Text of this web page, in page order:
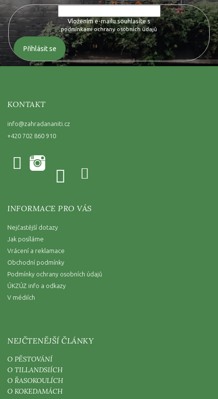
Vložením e-mailu souhlasíte s
podmínkami ochrany osobních údajů
Přihlásit se
KONTAKT
info@zahradananiti.cz
+420 702 860 910
INFORMACE PRO VÁS
Nejčastější dotazy
Jak posíláme
Vrácení a reklamace
Obchodní podmínky
Podmínky ochrany osobních údajů
ÚKZÚZ info a odkazy
V médiích
NEJČTENĚJŠÍ ČLÁNKY
O PĚSTOVÁNÍ
O TILLANDSIÍCH
O ŘASOKOULÍCH
O KOKEDAMÁCH